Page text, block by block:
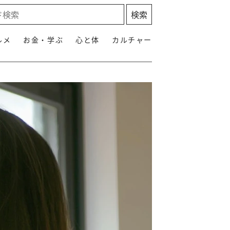
お金・学ぶ 心と体 カルチャー